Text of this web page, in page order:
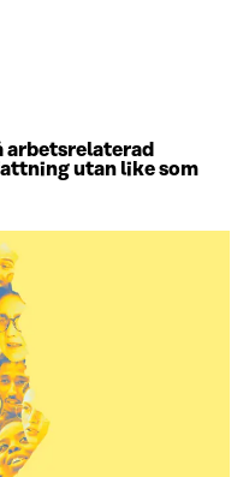
arbetsrelaterad
utan like som